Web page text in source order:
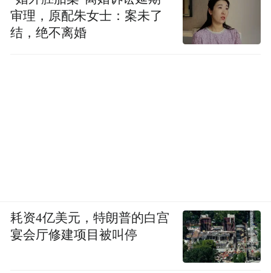
审理，原配朱女士：案未了
结，绝不离婚
耗资4亿美元，特朗普的白宫
宴会厅修建项目被叫停